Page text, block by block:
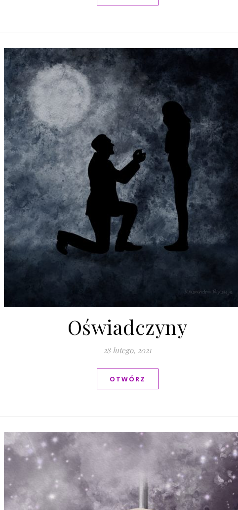
Oświadczyny
28 lutego, 2021
OTWÓRZ